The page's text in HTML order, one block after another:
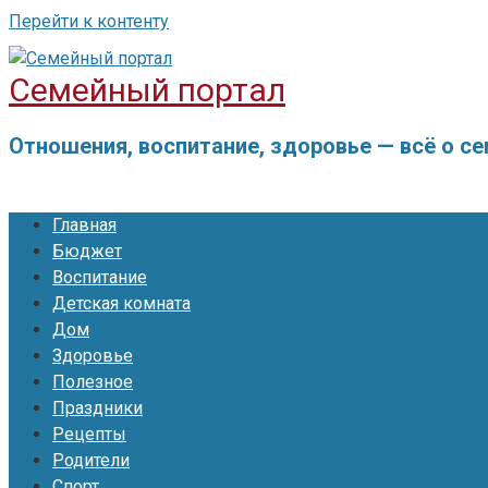
Перейти к контенту
Семейный портал
Отношения, воспитание, здоровье — всё о
Главная
Бюджет
Воспитание
Детская комната
Дом
Здоровье
Полезное
Праздники
Рецепты
Родители